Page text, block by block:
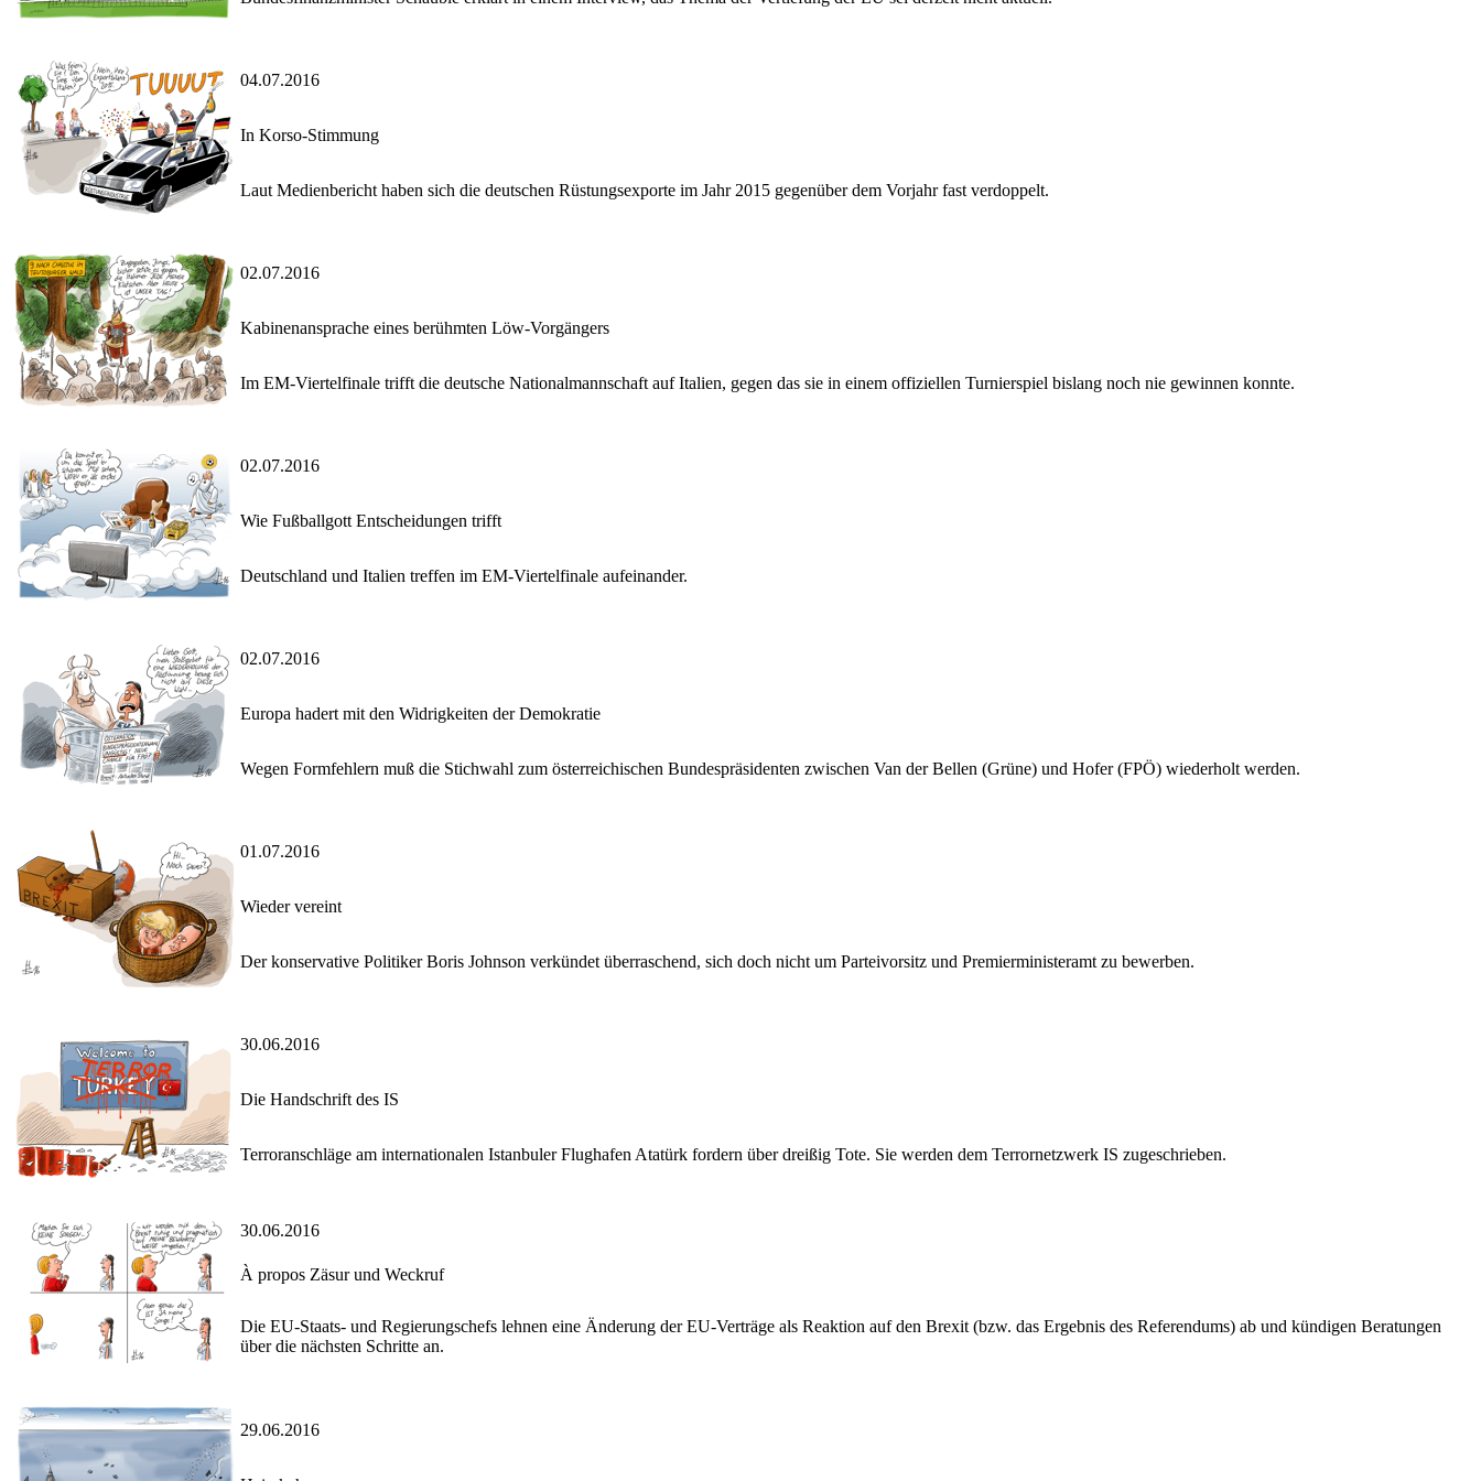
04.07.2016
In Korso-Stimmung
Laut Medienbericht haben sich die deutschen Rüstungsexporte im Jahr 2015 gegenüber dem Vorjahr fast verdoppelt.
02.07.2016
Kabinenansprache eines berühmten Löw-Vorgängers
Im EM-Viertelfinale trifft die deutsche Nationalmannschaft auf Italien, gegen das sie in einem offiziellen Turnierspiel bislang noch nie gewinnen konnte.
02.07.2016
Wie Fußballgott Entscheidungen trifft
Deutschland und Italien treffen im EM-Viertelfinale aufeinander.
02.07.2016
Europa hadert mit den Widrigkeiten der Demokratie
Wegen Formfehlern muß die Stichwahl zum österreichischen Bundespräsidenten zwischen Van der Bellen (Grüne) und Hofer (FPÖ) wiederholt werden.
01.07.2016
Wieder vereint
Der konservative Politiker Boris Johnson verkündet überraschend, sich doch nicht um Parteivorsitz und Premierministeramt zu bewerben.
30.06.2016
Die Handschrift des IS
Terroranschläge am internationalen Istanbuler Flughafen Atatürk fordern über dreißig Tote. Sie werden dem Terrornetzwerk IS zugeschrieben.
30.06.2016
À propos Zäsur und Weckruf
Die EU-Staats- und Regierungschefs lehnen eine Änderung der EU-Verträge als Reaktion auf den Brexit (bzw. das Ergebnis des Referendums) ab und kündigen Beratungen
über die nächsten Schritte an.
29.06.2016